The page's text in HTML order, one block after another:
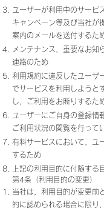
ユーザーが利用中のサービ
キャンペーン等及び当社が
案内のメールを送付するた
メンテナンス，重要なお知
連絡のため
利用規約に違反したユーザ
でサービスを利用しようと
し，ご利用をお断りするた
ユーザーにご自身の登録情
ご利用状況の閲覧を行って
有料サービスにおいて，ユ
するため
上記の利用目的に付随する
第4条（利用目的の変更）
当社は，利用目的が変更前
的に認められる場合に限り